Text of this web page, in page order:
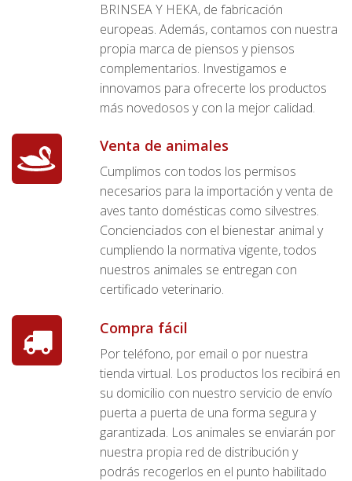
BRINSEA Y HEKA, de fabricación
europeas. Además, contamos con nuestra
propia marca de piensos y piensos
complementarios. Investigamos e
innovamos para ofrecerte los productos
más novedosos y con la mejor calidad.
Venta de animales
Cumplimos con todos los permisos
necesarios para la importación y venta de
aves tanto domésticas como silvestres.
Concienciados con el bienestar animal y
cumpliendo la normativa vigente, todos
nuestros animales se entregan con
certificado veterinario.
Compra fácil
Por teléfono, por email o por nuestra
tienda virtual. Los productos los recibirá en
su domicilio con nuestro servicio de envío
puerta a puerta de una forma segura y
garantizada. Los animales se enviarán por
nuestra propia red de distribución y
podrás recogerlos en el punto habilitado